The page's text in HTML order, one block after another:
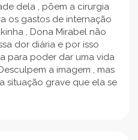
dela , põem a cirurgia
os gastos de internação
, Dona Mirabel não
dor diária e por isso
para poder dar uma vida
a imagem , mas
situação grave que ela se